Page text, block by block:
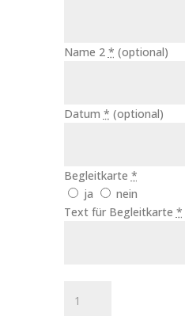
Name 2 * (optional)
Datum * (optional)
Begleitkarte *
ja
nein
Text für Begleitkarte *
Modern